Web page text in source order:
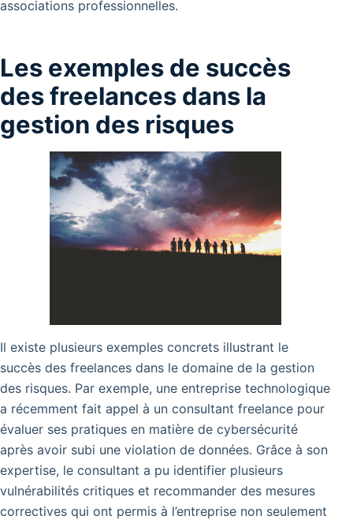
associations professionnelles.
Les exemples de succès
des freelances dans la
gestion des risques
Il existe plusieurs exemples concrets illustrant le
succès des freelances dans le domaine de la gestion
des risques. Par exemple, une entreprise technologique
a récemment fait appel à un consultant freelance pour
évaluer ses pratiques en matière de cybersécurité
après avoir subi une violation de données. Grâce à son
expertise, le consultant a pu identifier plusieurs
vulnérabilités critiques et recommander des mesures
correctives qui ont permis à l’entreprise non seulement